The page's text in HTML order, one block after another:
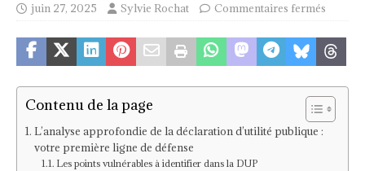
juin 27, 2025 Sylvie Rochat Commentaires fermés
Contenu de la page
L’analyse approfondie de la déclaration d’utilité publique :
votre première ligne de défense
Les points vulnérables à identifier dans la DUP